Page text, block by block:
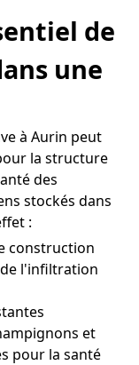
de
une
à Aurin peut
la structure
des
stockés dans
:
construction
l'infiltration
et
pour la santé